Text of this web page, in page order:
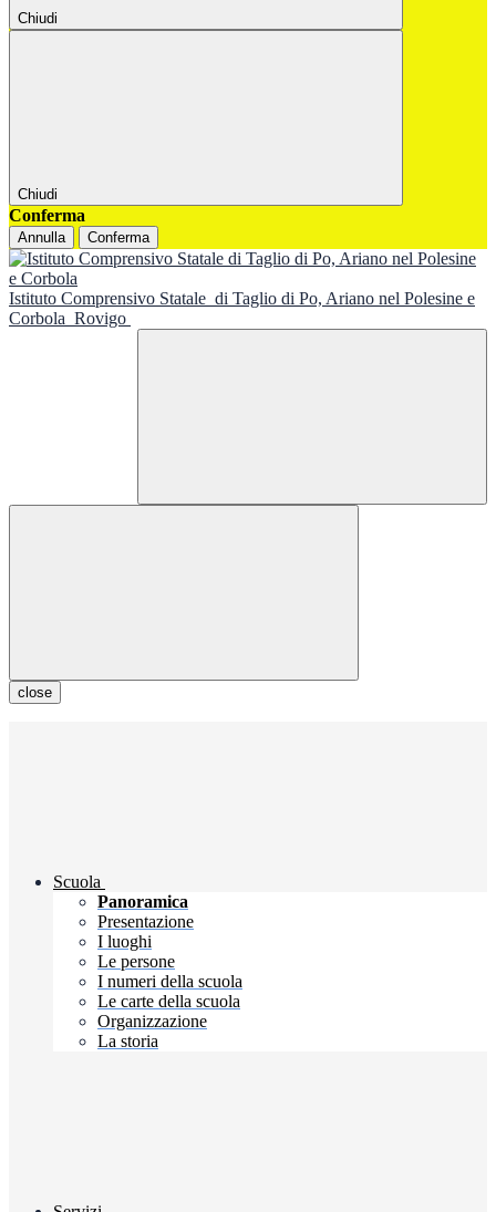
Chiudi
Chiudi
Conferma
Annulla Conferma
Istituto Comprensivo Statale di Taglio di Po, Ariano nel Polesine e
Corbola Rovigo
close
Scuola
Panoramica
Presentazione
I luoghi
Le persone
I numeri della scuola
Le carte della scuola
Organizzazione
La storia